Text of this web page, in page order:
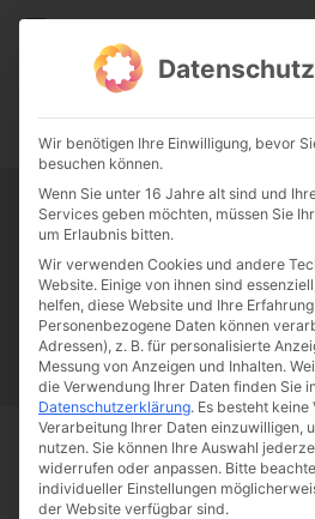
0:00
Tag:Liebeslüge
Papst Franziskus Ehe Sex Liebe
Franziskus
50 Jahre Humanae vitae
Start Schlagworte Liebeslüge
Wir benötigen Ihre Einwilligung, bevor
besuchen können.
Wenn Sie unter 16 Jahre alt sind und
Services geben möchten, müssen Sie
um Erlaubnis bitten.
Wir verwenden Cookies und andere
Website. Einige von ihnen sind
helfen, diese Website und Ihre
Personenbezogene Daten können
Adressen), z. B. für personalisierte
Messung von Anzeigen und Inhalten.
die Verwendung Ihrer Daten finden Sie
Datenschutzerklärung. Es besteht
Verarbeitung Ihrer Daten einzuwilligen,
nutzen. Sie können Ihre Auswahl
widerrufen oder anpassen. Bitte
individueller Einstellungen
der Website verfügbar sind.